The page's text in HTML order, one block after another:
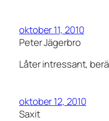
oktober 11, 2010
Peter Jägerbro
Låter intressant,
oktober 12, 2010
Saxit